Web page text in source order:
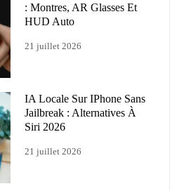
: Montres, AR Glasses Et
HUD Auto
21 juillet 2026
IA Locale Sur IPhone Sans
Jailbreak : Alternatives À
Siri 2026
21 juillet 2026